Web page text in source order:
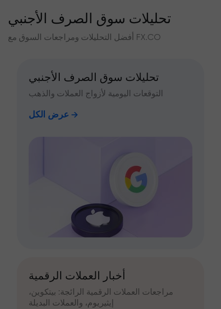
تحليلات سوق الصرف الأجنبي
أفضل التحليلات ومراجعات السوق مع FX.CO
تحليلات سوق الصرف الأجنبي
التوقعات اليومية لأزواج العملات والذهب
عرض الكل
أخبار العملات الرقمية
مراجعات العملات الرقمية الرائجة: بيتكوين،
إيثيريوم، والعملات البديلة